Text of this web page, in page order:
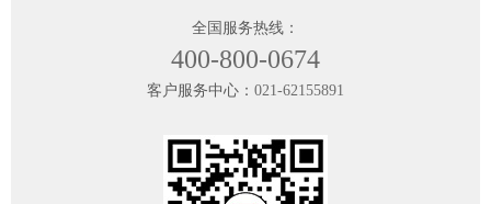
全国服务热线：
400-800-0674
客户服务中心： 021-62155891